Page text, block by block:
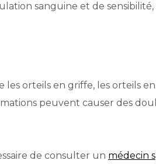
sanguine et de
les orteils en griffe, les orteils
peuvent causer des
de consulter un médecin